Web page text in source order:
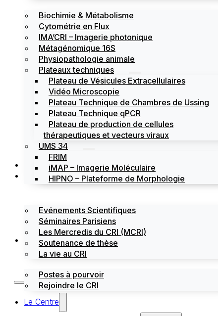
Biochimie & Métabolisme
Cytométrie en Flux
IMA’CRI – Imagerie photonique
Métagénomique 16S
Physiopathologie animale
Plateaux techniques
Plateau de Vésicules Extracellulaires
Vidéo Microscopie
Plateau Technique de Chambres de Ussing
Plateau Technique qPCR
Plateau de production de cellules
thérapeutiques et vecteurs viraux
UMS 34
FRIM
iMAP – Imagerie Moléculaire
HIPNO – Plateforme de Morphologie
Actualités
Évènements
Evénements Scientifiques
Séminaires Parisiens
Les Mercredis du CRI (MCRI)
Soutenance de thèse
La vie au CRI
Emploi / stages
Postes à pourvoir
Rejoindre le CRI
Le Centre